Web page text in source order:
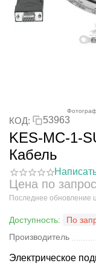
КОД: 53963
KES-MC-1-
Кабель
Цена по
Последнее обновление
Доступность:
По
Производитель
Электрическое